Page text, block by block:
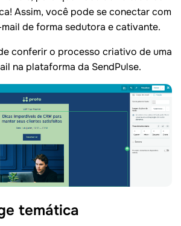
Assim, você pode se conectar com
de forma sedutora e cativante.
conferir o processo criativo de uma
na plataforma da SendPulse.
temática